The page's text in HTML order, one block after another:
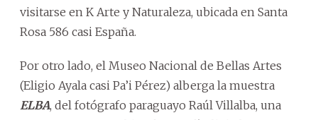
visitarse en K Arte y Naturaleza, ubicada en Santa
Rosa 586 casi España.
Por otro lado, el Museo Nacional de Bellas Artes
(Eligio Ayala casi Pa’i Pérez) alberga la muestra
ELBA, del fotógrafo paraguayo Raúl Villalba, una